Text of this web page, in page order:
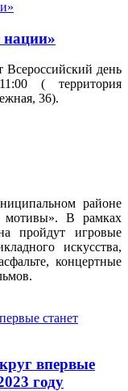
нации»
Всероссийский день
( территория
36).
районе
мотивы». В рамках
пройдут игровые
искусства,
концертные
впервые
году